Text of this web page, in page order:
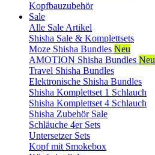
Kopfbauzubehör
Sale
Alle Sale Artikel
Shisha Sale & Komplettsets
Moze Shisha Bundles Neu
AMOTION Shisha Bundles Neu
Travel Shisha Bundles
Elektronische Shisha Bundles
Shisha Komplettset 1 Schlauch
Shisha Komplettset 4 Schlauch
Shisha Zubehör Sale
Schläuche 4er Sets
Untersetzer Sets
Kopf mit Smokebox